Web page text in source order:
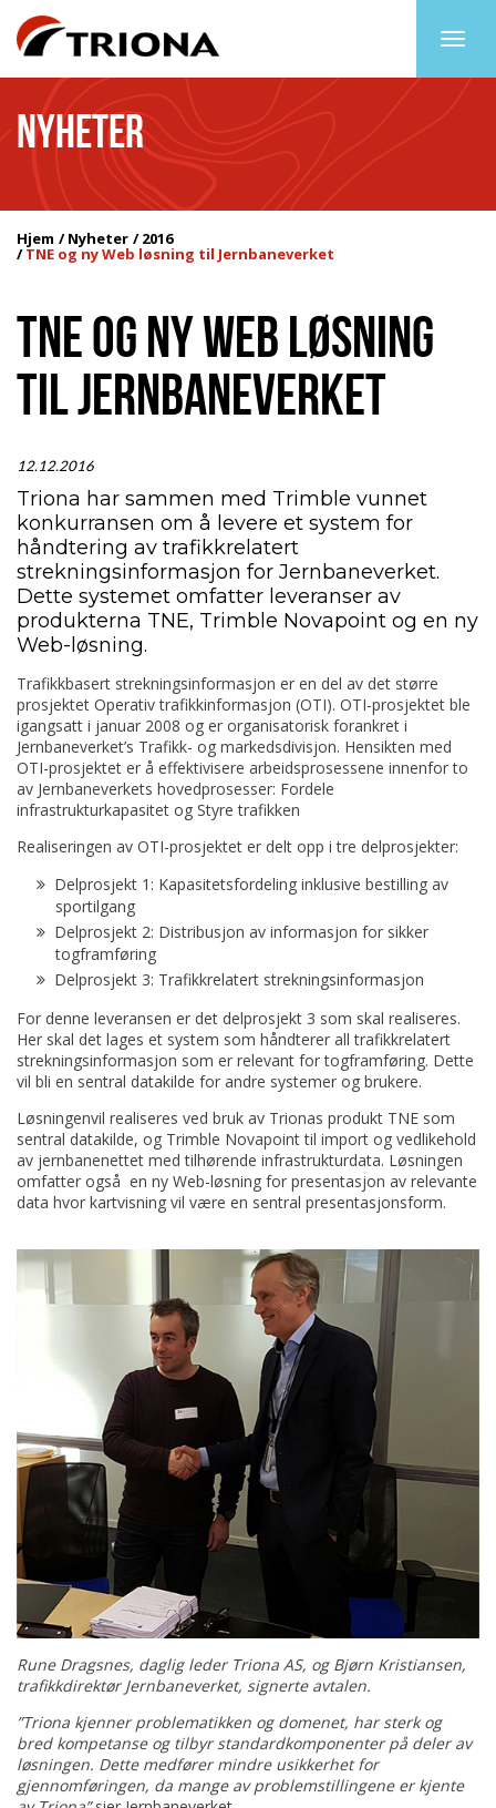
NYHETER
Hjem Nyheter 2016
TNE og ny Web løsning til Jernbaneverket
TNE OG NY WEB LØSNING
TIL JERNBANEVERKET
12.12.2016
Triona har sammen med Trimble vunnet
konkurransen om å levere et system for
håndtering av trafikkrelatert
strekningsinformasjon for Jernbaneverket.
Dette systemet omfatter leveranser av
produkterna TNE, Trimble Novapoint og en ny
Web-løsning.
Trafikkbasert strekningsinformasjon er en del av det større
prosjektet Operativ trafikkinformasjon (OTI). OTI-prosjektet ble
igangsatt i januar 2008 og er organisatorisk forankret i
Jernbaneverket’s Trafikk- og markedsdivisjon. Hensikten med
OTI-prosjektet er å effektivisere arbeidsprosessene innenfor to
av Jernbaneverkets hovedprosesser: Fordele
infrastrukturkapasitet og Styre trafikken
Realiseringen av OTI-prosjektet er delt opp i tre delprosjekter:
Delprosjekt 1: Kapasitetsfordeling inklusive bestilling av
sportilgang
Delprosjekt 2: Distribusjon av informasjon for sikker
togframføring
Delprosjekt 3: Trafikkrelatert strekningsinformasjon
For denne leveransen er det delprosjekt 3 som skal realiseres.
Her skal det lages et system som håndterer all trafikkrelatert
strekningsinformasjon som er relevant for togframføring. Dette
vil bli en sentral datakilde for andre systemer og brukere.
Løsningenvil realiseres ved bruk av Trionas produkt TNE som
sentral datakilde, og Trimble Novapoint til import og vedlikehold
av jernbanenettet med tilhørende infrastrukturdata. Løsningen
omfatter også en ny Web-løsning for presentasjon av relevante
data hvor kartvisning vil være en sentral presentasjonsform.
Rune Dragsnes, daglig leder Triona AS, og Bjørn Kristiansen,
trafikkdirektør Jernbaneverket, signerte avtalen.
”Triona kjenner problematikken og domenet, har sterk og
bred kompetanse og tilbyr standardkomponenter på deler av
løsningen. Dette medfører mindre usikkerhet for
gjennomføringen, da mange av problemstillingene er kjente